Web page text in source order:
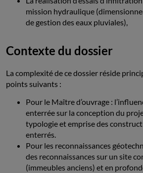
mission hydraulique
de gestion des eaux pluviales),
Contexte du dossier
La complexité de ce dossier réside
points suivants :
Pour le Maître d’ouvrage :
enterrée sur la conception du
typologie et emprise des
enterrés.
Pour les reconnaissances
des reconnaissances sur un site
(immeubles anciens) et en